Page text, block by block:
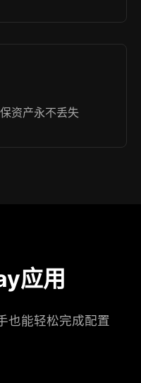
资产永不丢失
应用
也能轻松完成配置